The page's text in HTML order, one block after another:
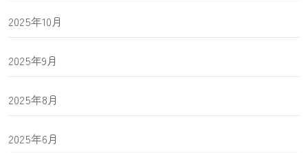
2025年10月
2025年9月
2025年8月
2025年6月